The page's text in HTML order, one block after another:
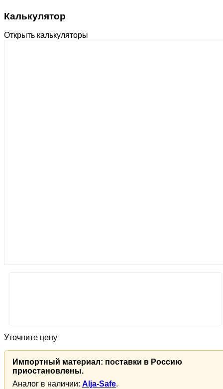
Калькулятор
Открыть калькуляторы
Уточните цену
Импортный материал: поставки в Россию
приостановлены.
Аналог в наличии: Alja-Safe.